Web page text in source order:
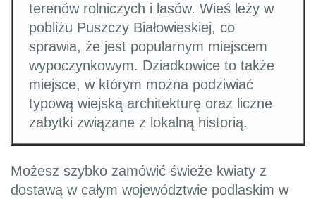
terenów rolniczych i lasów. Wieś leży w
pobliżu Puszczy Białowieskiej, co
sprawia, że jest popularnym miejscem
wypoczynkowym. Dziadkowice to także
miejsce, w którym można podziwiać
typową wiejską architekturę oraz liczne
zabytki związane z lokalną historią.
Możesz szybko zamówić świeże kwiaty z
dostawą w całym województwie podlaskim w